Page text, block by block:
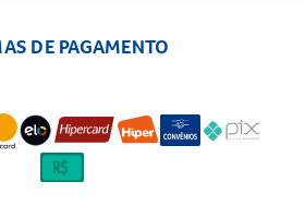
DE PAGAMENTO